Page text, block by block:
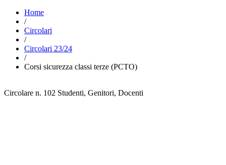
Home
/
Circolari
/
Circolari 23/24
/
Corsi sicurezza classi terze (PCTO)
Circolare n. 102 Studenti, Genitori, Docenti